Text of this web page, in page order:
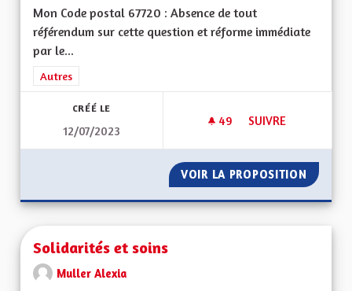
Mon Code postal 67720 : Absence de tout
référendum sur cette question et réforme immédiate
par le...
Filtrer les résultats de la catégorie : Autres
Autres
CRÉÉ LE
12/07/2023
49 49 ABONNÉS
SUIVRE
VOIR LA PROPOSITION
Solidarités et soins
Muller Alexia